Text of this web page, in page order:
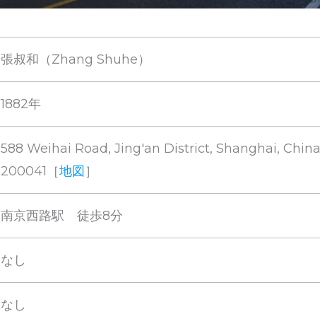
張叔和（Zhang Shuhe）
1882年
588 Weihai Road, Jing'an District, Shanghai, China
200041［地図 ］
南京西路駅 徒歩8分
なし
なし